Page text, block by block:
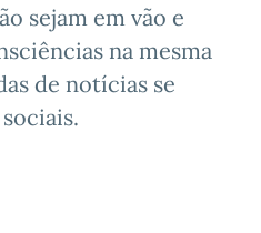
sejam em vão e
na mesma
de notícias se